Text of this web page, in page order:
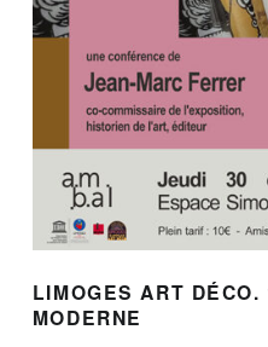
LIMOGES ART
MODERNE